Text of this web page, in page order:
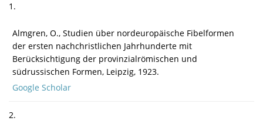
1.
Almgren, O., Studien über nordeuropäische Fibelformen
der ersten nachchristlichen Jahrhunderte mit
Berücksichtigung der provinzialrömischen und
südrussischen Formen, Leipzig, 1923.
Google Scholar
2.